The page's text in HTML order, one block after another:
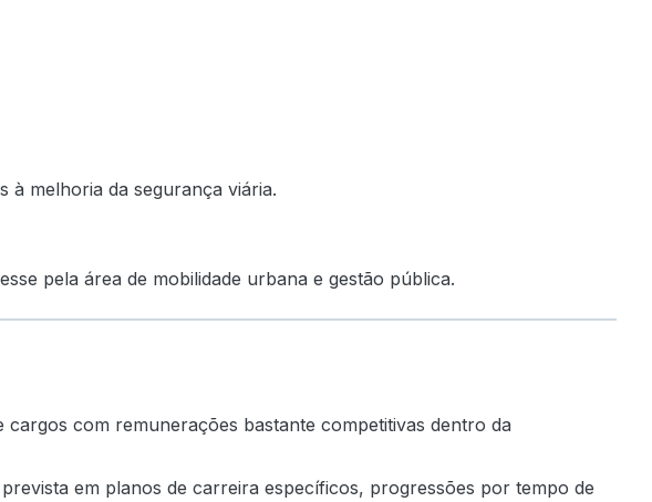
à melhoria da segurança viária.
pela área de mobilidade urbana e gestão pública.
com remunerações bastante competitivas dentro da
em planos de carreira específicos, progressões por tempo de